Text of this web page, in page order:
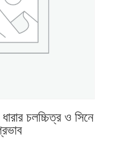
চলচ্চিত্র ও সিনে